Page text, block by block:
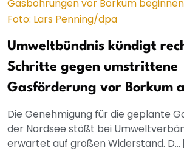
Umweltbündnis kündigt
Schritte gegen umstrittene
Gasförderung vor Borkum
Die Genehmigung für die geplante
der Nordsee stößt bei
erwartet auf großen Widerstand. D...